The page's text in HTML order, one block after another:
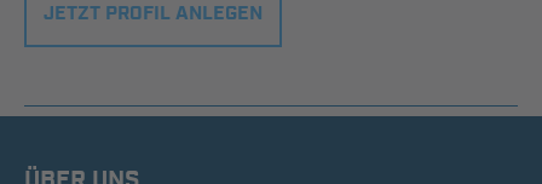
JETZT PROFIL ANLEGEN